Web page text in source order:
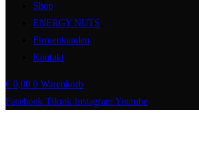
Shop
ENERGY NUTS
Firmenkunden
Kontakt
€ 0,00 0 Warenkorb
Facebook Tiktok Instagram Youtube